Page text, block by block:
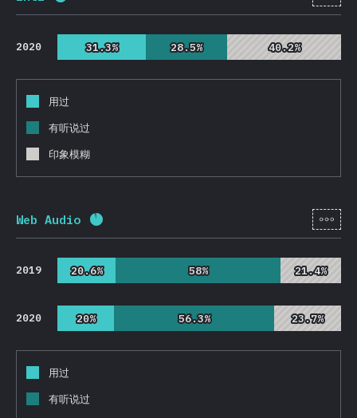
2020 31.3%
31.3% 28.5%
28.5% 40.2%
40.2%
用过
有听说过
印象模糊
Web Audio 完成率: [zh-
2019 20.6%
20.6% 58%
58% 21.4%
21.4%
2020 20%
20% 56.3%
56.3% 23.7%
23.7%
用过
有听说过